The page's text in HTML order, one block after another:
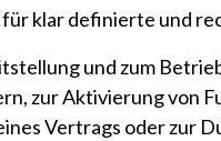
klar definierte und
und zum
zur Aktivierung von
Vertrags oder zur